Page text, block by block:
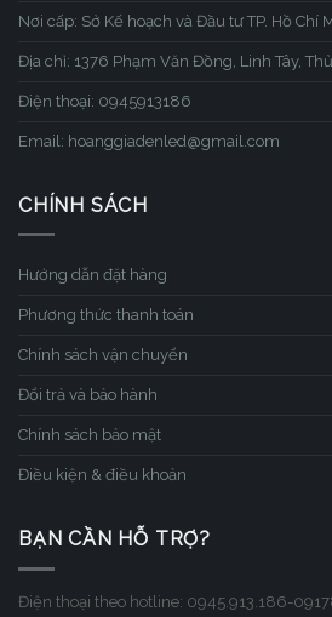
Nơi cấp: Sở Kế hoạch và Đầu tư TP. Hồ Chí
Địa chỉ: 1376 Phạm Văn Đồng, Linh Tây,
Điện thoại: 0945913186
Email: hoanggiadenled@gmail.com
CHÍNH SÁCH
Hướng dẫn đặt hàng
Phương thức thanh toán
Chính sách vận chuyển
Đổi trả và bảo hành
Chính sách bảo mật
Điều kiện & điều khoản
BẠN CẦN HỖ TRỢ?
Điện thoại theo hotline: 0945.913.186-